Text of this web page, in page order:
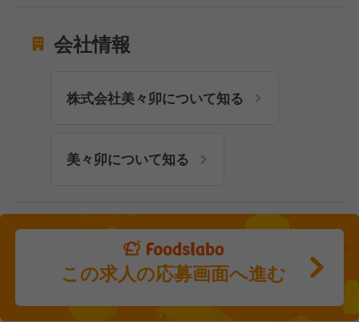
会社情報
株式会社美々卯について知る
美々卯について知る
この求人の応募画面へ進む